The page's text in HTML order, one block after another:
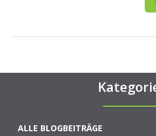
ALLE BLOGBEITRÄGE